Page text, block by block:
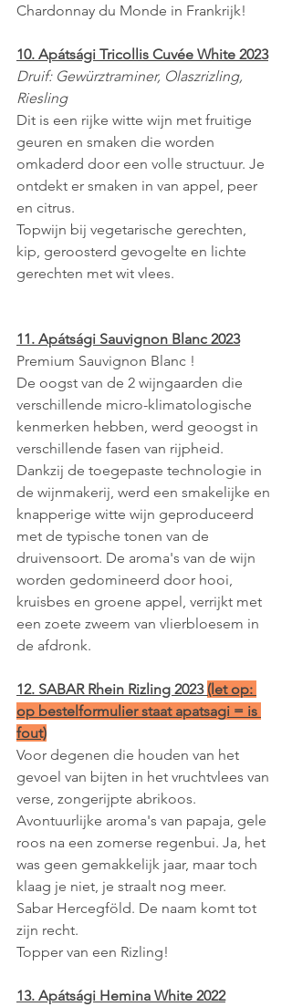
Chardonnay du Monde in Frankrijk!
10. Apátsági Tricollis Cuvée White 2023
Druif: Gewürztraminer, Olaszrizling,
Riesling
Dit is een rijke witte wijn met fruitige
geuren en smaken die worden
omkaderd door een volle structuur. Je
ontdekt er smaken in van appel, peer
en citrus.
Topwijn bij vegetarische gerechten,
kip, geroosterd gevogelte en lichte
gerechten met wit vlees.
11. Apátsági Sauvignon Blanc 2023
Premium Sauvignon Blanc !
De oogst van de 2 wijngaarden die
verschillende micro-klimatologische
kenmerken hebben, werd geoogst in
verschillende fasen van rijpheid.
Dankzij de toegepaste technologie in
de wijnmakerij, werd een smakelijke en
knapperige witte wijn geproduceerd
met de typische tonen van de
druivensoort. De aroma's van de wijn
worden gedomineerd door hooi,
kruisbes en groene appel, verrijkt met
een zoete zweem van vlierbloesem in
de afdronk.
12. SABAR Rhein Rizling 2023 (let op:
op bestelformulier staat apatsagi = is
fout)
Voor degenen die houden van het
gevoel van bijten in het vruchtvlees van
verse, zongerijpte abrikoos.
Avontuurlijke aroma's van papaja, gele
roos na een zomerse regenbui. Ja, het
was geen gemakkelijk jaar, maar toch
klaag je niet, je straalt nog meer.
Sabar Hercegföld. De naam komt tot
zijn recht.
Topper van een Rizling!
13. Apátsági Hemina White 2022